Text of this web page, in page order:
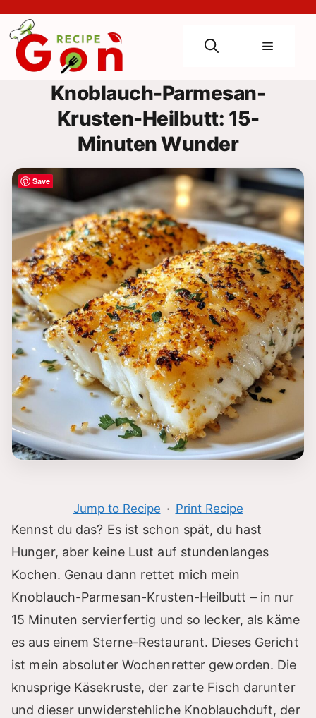
content
Menu
Knoblauch-Parmesan-
Krusten-Heilbutt: 15-
Minuten Wunder
Jump to Recipe · Print Recipe
Kennst du das? Es ist schon spät, du hast
Hunger, aber keine Lust auf stundenlanges
Kochen. Genau dann rettet mich mein
Knoblauch-Parmesan-Krusten-Heilbutt – in nur
15 Minuten servierfertig und so lecker, als käme
es aus einem Sterne-Restaurant. Dieses Gericht
ist mein absoluter Wochenretter geworden. Die
knusprige Käsekruste, der zarte Fisch darunter
und dieser unwiderstehliche Knoblauchduft, der
Save